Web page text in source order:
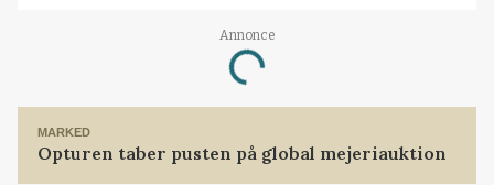
Annonce
Loading...
MARKED
Opturen taber pusten på global mejeriauktion